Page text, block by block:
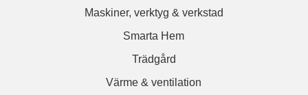
Maskiner, verktyg & verkstad
Smarta Hem
Trädgård
Värme & ventilation